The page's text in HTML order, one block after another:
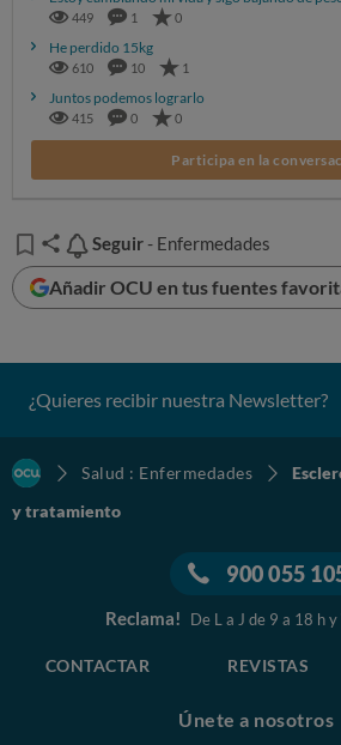
449 1 0
He perdido 15kg
610 10 1
Juntos podemos lograrlo
415 0 0
Participa en la
Seguir
Seguir - Enfermedades
Añadir OCU en tus fuentes
¿Quieres recibir nuestra Newsletter?
Salud : Enfermedades
y tratamiento
900 055
Reclama! De L a J de 9 a 18 h
CONTACTAR REVISTAS
Únete a nosotros